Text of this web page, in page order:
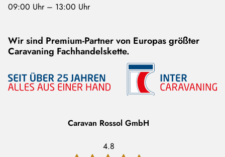
09:00 Uhr – 13:00 Uhr
Wir sind Premium-Partner von Europas größter
Caravaning Fachhandelskette.
Caravan Rossol GmbH
4.8